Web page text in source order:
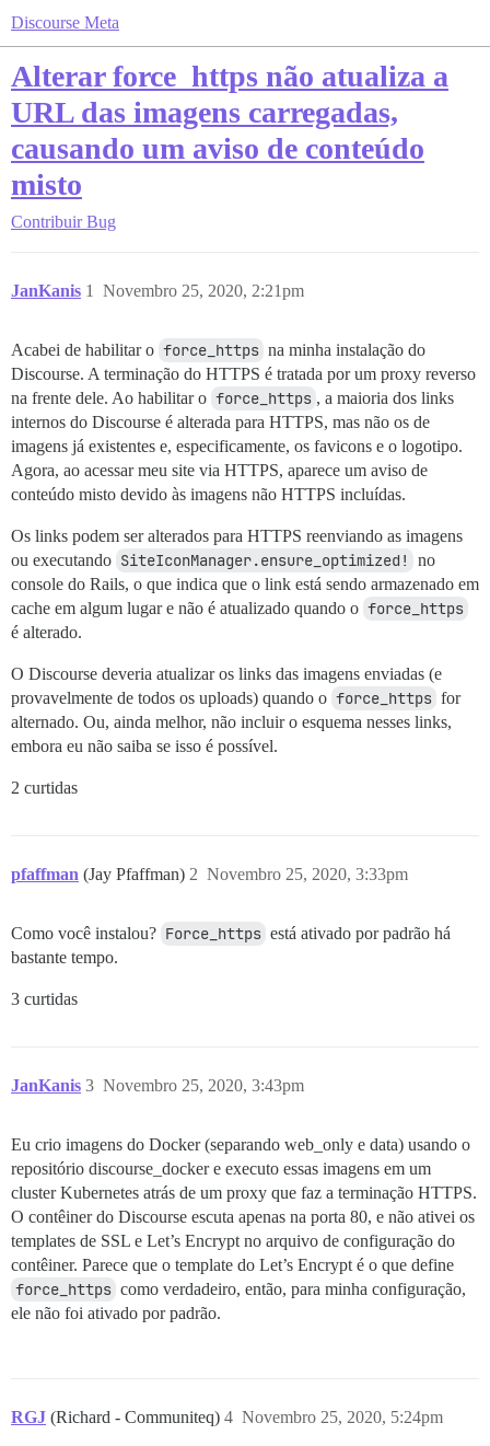
Discourse Meta
Alterar force_https não atualiza a
URL das imagens carregadas,
causando um aviso de conteúdo
misto
Contribuir Bug
JanKanis Novembro 25, 2020, 2:21pm
1
Acabei de habilitar o force_https na minha instalação do
Discourse. A terminação do HTTPS é tratada por um proxy reverso
na frente dele. Ao habilitar o force_https , a maioria dos links
internos do Discourse é alterada para HTTPS, mas não os de
imagens já existentes e, especificamente, os favicons e o logotipo.
Agora, ao acessar meu site via HTTPS, aparece um aviso de
conteúdo misto devido às imagens não HTTPS incluídas.
Os links podem ser alterados para HTTPS reenviando as imagens
ou executando SiteIconManager.ensure_optimized!
no
console do Rails, o que indica que o link está sendo armazenado em
cache em algum lugar e não é atualizado quando o force_https
é alterado.
O Discourse deveria atualizar os links das imagens enviadas (e
provavelmente de todos os uploads) quando o force_https for
alternado. Ou, ainda melhor, não incluir o esquema nesses links,
embora eu não saiba se isso é possível.
2 curtidas
pfaffman (Jay Pfaffman) Novembro 25, 2020, 3:33pm
2
Como você instalou? Force_https está ativado por padrão há
bastante tempo.
3 curtidas
JanKanis Novembro 25, 2020, 3:43pm
3
Eu crio imagens do Docker (separando web_only e data) usando o
repositório discourse_docker e executo essas imagens em um
cluster Kubernetes atrás de um proxy que faz a terminação HTTPS.
O contêiner do Discourse escuta apenas na porta 80, e não ativei os
templates de SSL e Let’s Encrypt no arquivo de configuração do
contêiner. Parece que o template do Let’s Encrypt é o que define
force_https como verdadeiro, então, para minha configuração,
ele não foi ativado por padrão.
RGJ (Richard - Communiteq) Novembro 25, 2020, 5:24pm
4